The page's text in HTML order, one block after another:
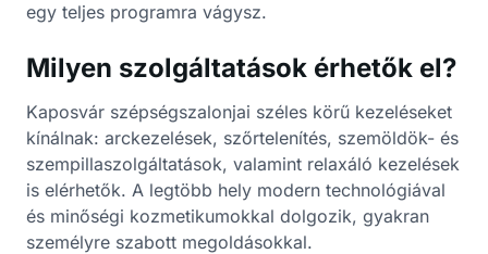
egy teljes programra vágysz.
Milyen szolgáltatások érhetők el?
Kaposvár szépségszalonjai széles körű kezeléseket
kínálnak: arckezelések, szőrtelenítés, szemöldök- és
szempillaszolgáltatások, valamint relaxáló kezelések
is elérhetők. A legtöbb hely modern technológiával
és minőségi kozmetikumokkal dolgozik, gyakran
személyre szabott megoldásokkal.